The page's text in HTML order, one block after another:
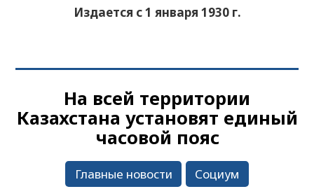
Издается с 1 января 1930 г.
На всей территории
Казахстана установят единый
часовой пояс
Главные новости
Социум